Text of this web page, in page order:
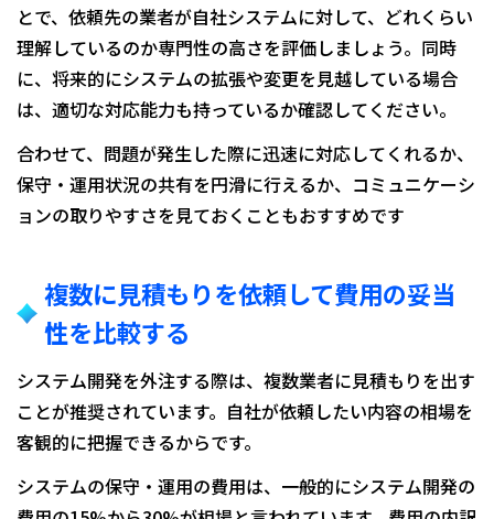
とで、依頼先の業者が自社システムに対して、どれくらい
理解しているのか専門性の高さを評価しましょう。同時
に、将来的にシステムの拡張や変更を見越している場合
は、適切な対応能力も持っているか確認してください。
合わせて、問題が発生した際に迅速に対応してくれるか、
保守・運用状況の共有を円滑に行えるか、コミュニケーシ
ョンの取りやすさを見ておくこともおすすめです
複数に見積もりを依頼して費用の妥当
性を比較する
システム開発を外注する際は、複数業者に見積もりを出す
ことが推奨されています。自社が依頼したい内容の相場を
客観的に把握できるからです。
システムの保守・運用の費用は、一般的にシステム開発の